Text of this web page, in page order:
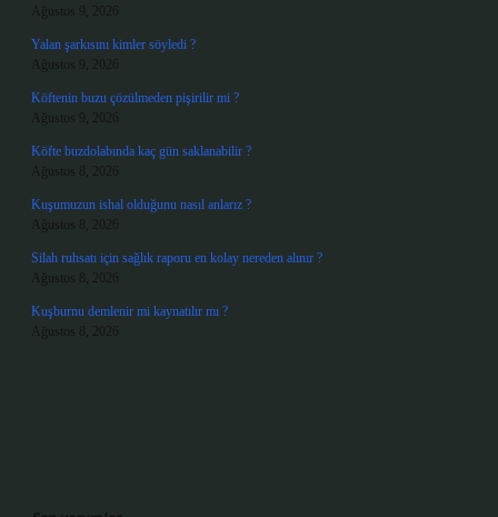
Ağustos 9, 2026
Yalan şarkısını kimler söyledi ?
Ağustos 9, 2026
Köftenin buzu çözülmeden pişirilir mi ?
Ağustos 9, 2026
Köfte buzdolabında kaç gün saklanabilir ?
Ağustos 8, 2026
Kuşumuzun ishal olduğunu nasıl anlarız ?
Ağustos 8, 2026
Silah ruhsatı için sağlık raporu en kolay nereden alınır ?
Ağustos 8, 2026
Kuşburnu demlenir mi kaynatılır mı ?
Ağustos 8, 2026